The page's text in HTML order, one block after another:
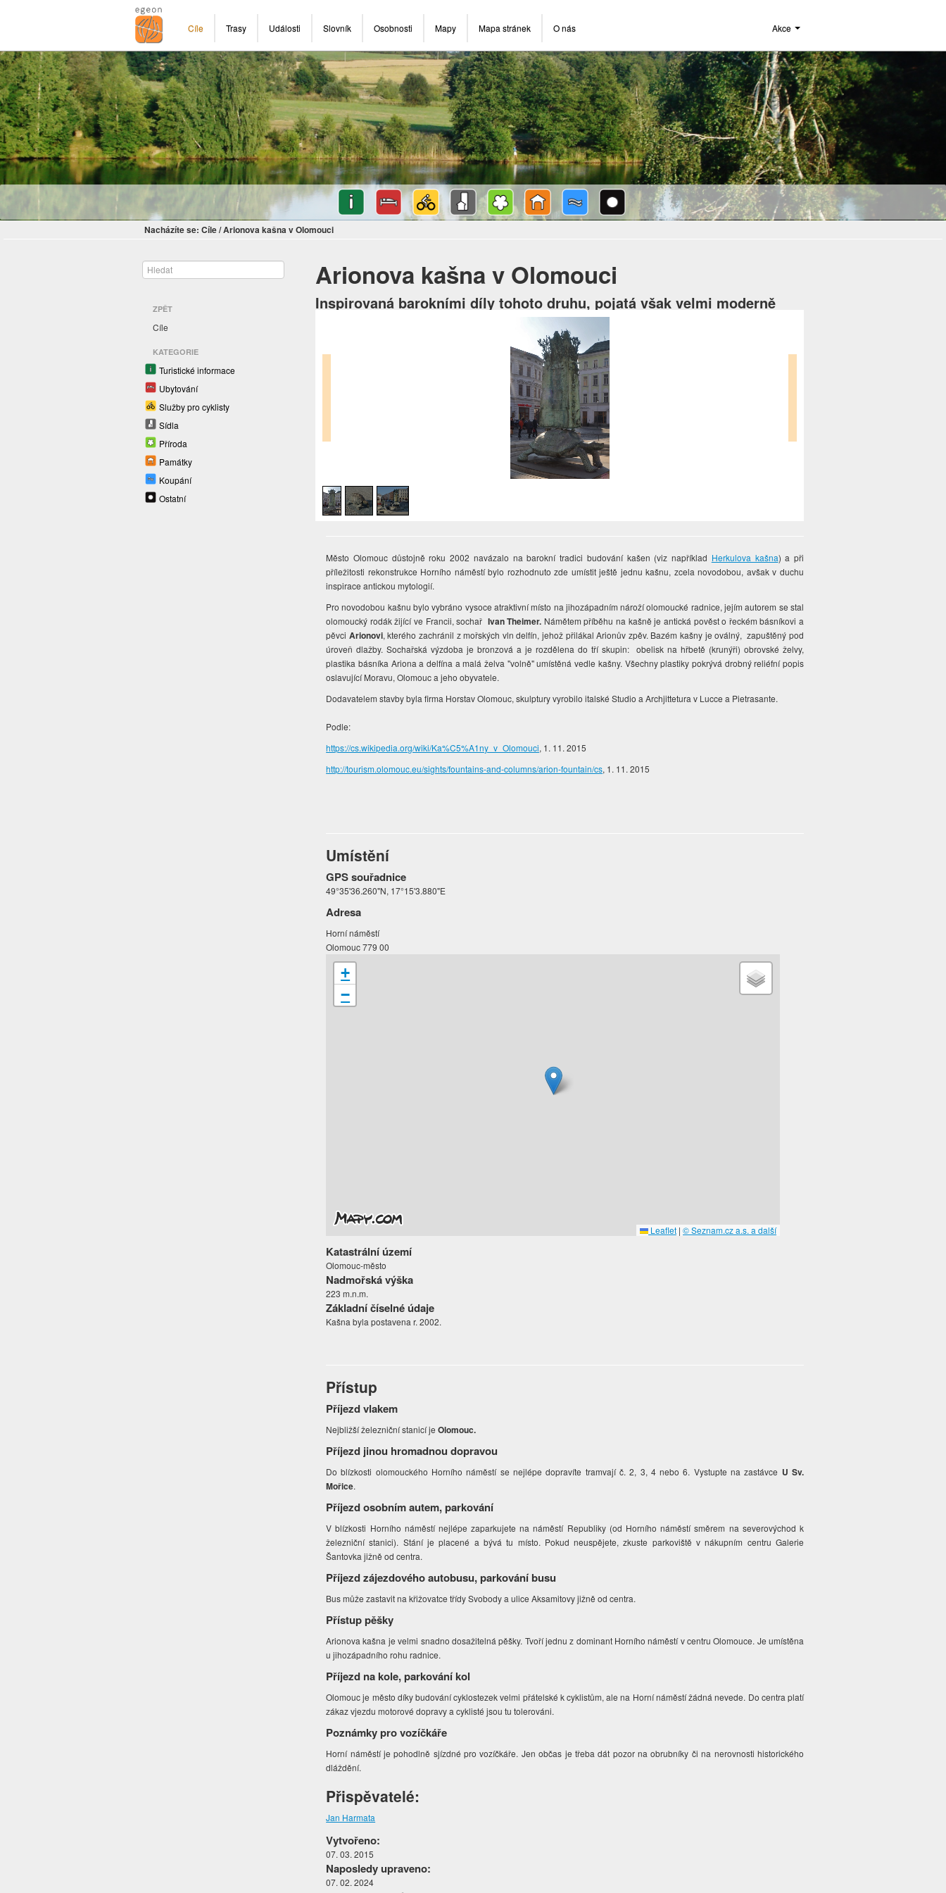
Cíle Trasy Události Slovník Osobnosti Mapy Mapa stránek O nás Akce
Nacházíte se: Cíle/Arionova kašna v Olomouci
ZPĚT
Cíle
KATEGORIE
Turistické informace
Ubytování
Služby pro cyklisty
Sídla
Příroda
Památky
Koupání
Ostatní
Arionova kašna v Olomouci
Inspirovaná barokními díly tohoto druhu, pojatá však velmi moderně
Město Olomouc důstojně roku 2002 navázalo na barokní tradici budování kašen (viz například Herkulova kašna) a při
příležitosti rekonstrukce Horního náměstí bylo rozhodnuto zde umístit ještě jednu kašnu, zcela novodobou, avšak v duchu
inspirace antickou mytologií.
Pro novodobou kašnu bylo vybráno vysoce atraktivní místo na jihozápadním nároží olomoucké radnice, jejím autorem se stal
olomoucký rodák žijící ve Francii, sochař Ivan Theimer. Námětem příběhu na kašně je antická pověst o řeckém básníkovi a
pěvci Arionovi, kterého zachránil z mořských vln delfín, jehož přilákal Arionův zpěv. Bazém kašny je oválný, zapuštěný pod
úroveň dlažby. Sochařská výzdoba je bronzová a je rozdělena do tří skupin: obelisk na hřbetě (krunýři) obrovské želvy,
plastika básníka Ariona a delfína a malá želva "volně" umístěná vedle kašny. Všechny plastiky pokrývá drobný reliéfní popis
oslavující Moravu, Olomouc a jeho obyvatele.
Dodavatelem stavby byla firma Horstav Olomouc, skulptury vyrobilo italské Studio a Archjittetura v Lucce a Pietrasante.
Podle:
https://cs.wikipedia.org/wiki/Ka%C5%A1ny_v_Olomouci, 1. 11. 2015
http://tourism.olomouc.eu/sights/fountains-and-columns/arion-fountain/cs, 1. 11. 2015
Umístění
GPS souřadnice
49°35'36.260"N, 17°15'3.880"E
Adresa
Horní náměstí
Olomouc 779 00
+
−
Leaflet | © Seznam.cz a.s. a další
Katastrální území
Olomouc-město
Nadmořská výška
223 m.n.m.
Základní číselné údaje
Kašna byla postavena r. 2002.
Přístup
Příjezd vlakem
Nejbližší železniční stanicí jeOlomouc.
Příjezd jinou hromadnou dopravou
Do blízkosti olomouckého Horního náměstí se nejlépe dopravíte tramvají č. 2, 3, 4 nebo 6. Vystupte na zastávce U Sv.
Mořice.
Příjezd osobním autem, parkování
V blízkosti Horního náměstí nejlépe zaparkujete na náměstí Republiky (od Horního náměstí směrem na severovýchod k
železniční stanici). Stání je placené a bývá tu místo. Pokud neuspějete, zkuste parkoviště v nákupním centru Galerie
Šantovka jižně od centra.
Příjezd zájezdového autobusu, parkování busu
Bus může zastavit na křižovatce třídy Svobody a ulice Aksamitovy jižně od centra.
Přístup pěšky
Arionova kašna je velmi snadno dosažitelná pěšky. Tvoří jednu z dominant Horního náměstí v centru Olomouce. Je umístěna
u jihozápadního rohu radnice.
Příjezd na kole, parkování kol
Olomouc je město díky budování cyklostezek velmi přátelské k cyklistům, ale na Horní náměstí žádná nevede. Do centra platí
zákaz vjezdu motorové dopravy a cyklisté jsou tu tolerováni.
Poznámky pro vozíčkáře
Horní náměstí je pohodlně sjízdné pro vozíčkáře. Jen občas je třeba dát pozor na obrubníky či na nerovnosti historického
dláždění.
Přispěvatelé:
Jan Harmata
Vytvořeno:
07. 03. 2015
Naposledy upraveno:
07. 02. 2024